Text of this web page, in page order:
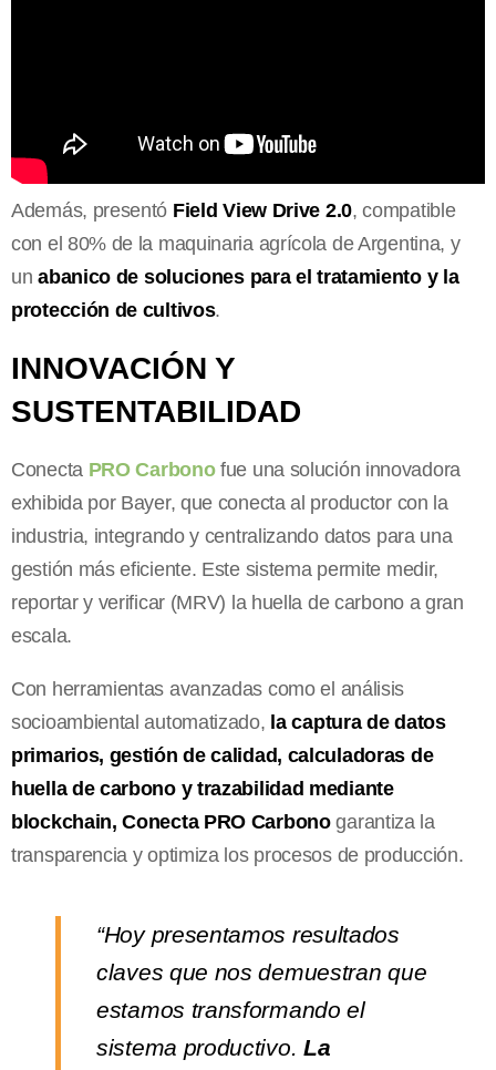
Además, presentó Field View Drive 2.0, compatible
con el 80% de la maquinaria agrícola de Argentina, y
unabanico de soluciones para el tratamiento y la
protección de cultivos.
INNOVACIÓN Y
SUSTENTABILIDAD
Conecta PRO Carbonofue una solución innovadora
exhibida por Bayer, que conecta al productor con la
industria, integrando y centralizando datos para una
gestión más eficiente. Este sistema permite medir,
reportar y verificar (MRV) la huella de carbono a gran
escala.
Con herramientas avanzadas como el análisis
socioambiental automatizado, la captura de datos
primarios, gestión de calidad, calculadoras de
huella de carbono y trazabilidad mediante
blockchain, Conecta PRO Carbonogarantiza la
transparencia y optimiza los procesos de producción.
“Hoy presentamos resultados
claves que nos demuestran que
estamos transformando el
sistema productivo. La